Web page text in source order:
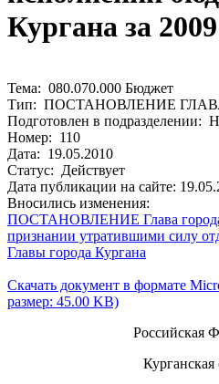
Кургана за
Тема: 080.070.000 Бюджет
Тип: ПОСТАНОВЛЕНИЕ
Подготовлен в
Номер: 110
Дата: 19.05.2010
Статус: Действует
Дата публикации на сайте:
Вносились изменения:
ПОСТАНОВЛЕНИЕ Глава города
признании утратившими силу
Главы города Кургана
Скачать документ в формате
размер: 45.00 KB)
Российская
Курганская